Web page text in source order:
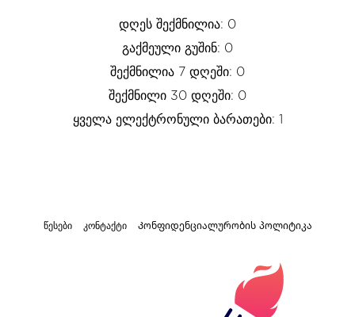
დღეს შექმნილია: 0
გაქმეული გუშინ: 0
შექმნილია 7 დღეში: 0
შექმნილი 30 დღეში: 0
ყველა ელექტრონული ბარათები: 1
წესები კონტაქტი Კონფიდენციალურობის პოლიტიკა